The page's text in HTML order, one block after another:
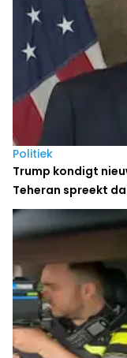
Politiek
Trump kondigt
Teheran spreekt